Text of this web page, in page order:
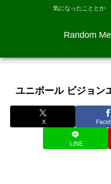
気になったこととか
Random
ユニボール ビジョン
X
LINE